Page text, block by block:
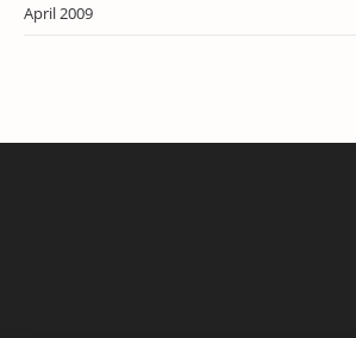
April 2009